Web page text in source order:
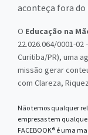
aconteça fora
O Educação na
22.026.064/0001-02
Curitiba/PR), uma
missão gerar
com Clareza,
Não temos qualquer
empresas tem
FACEBOOK® é uma